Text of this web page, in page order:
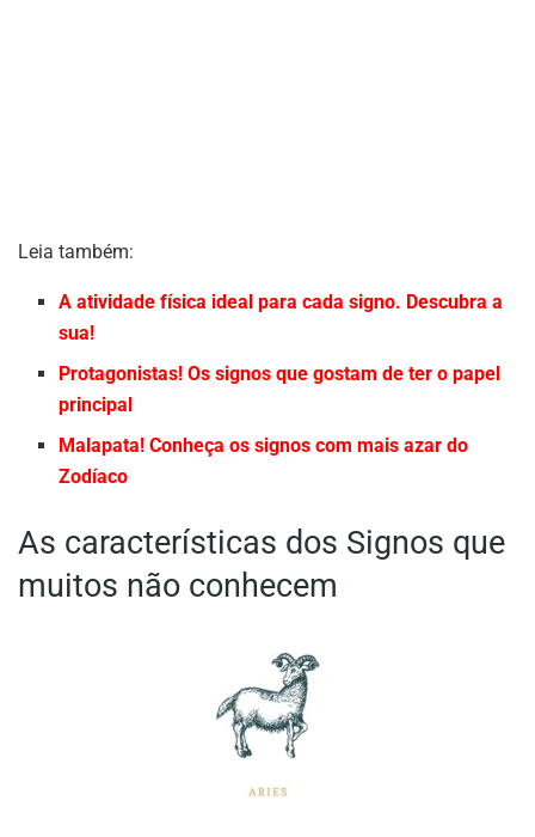
Leia também:
A atividade física ideal para cada signo. Descubra a
sua!
Protagonistas! Os signos que gostam de ter o papel
principal
Malapata! Conheça os signos com mais azar do
Zodíaco
As características dos Signos que
muitos não conhecem